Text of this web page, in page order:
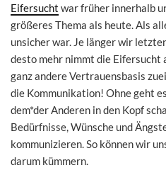
Eifersucht war früher innerhalb
größeres Thema als heute. Als
unsicher war. Je länger wir
desto mehr nimmt die Eifersucht
ganz andere Vertrauensbasis
die Kommunikation! Ohne geht
dem*der Anderen in den Kopf
Bedürfnisse, Wünsche und
kommunizieren. So können wir
darum kümmern.